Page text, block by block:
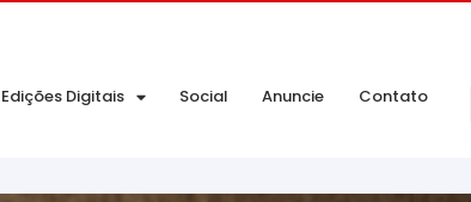
Edições Digitais Social Anuncie Contato